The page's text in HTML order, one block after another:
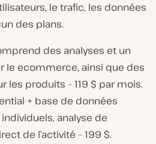
le trafic, les données
des plans.
des analyses et un
le ecommerce, ainsi que des
les produits – 119 $ par mois.
+ base de données
analyse de
de l’activité – 199 $.